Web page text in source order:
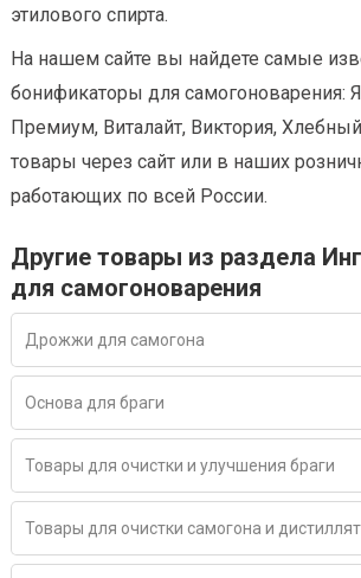
этилового спирта.
На нашем сайте вы найдете самые
бонификаторы для самогоноварения:
Премиум, Виталайт, Виктория,
товары через сайт или в наших
работающих по всей России.
Другие товары из раздела
для самогоноварения
Дрожжи для самогона
Основа для браги
Товары для очистки и улучшения браги
Товары для очистки самогона и